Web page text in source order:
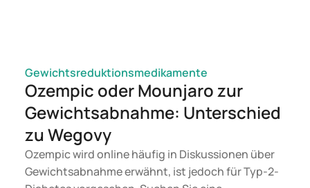
Gewichtsreduktionsmedikamente
Ozempic oder Mounjaro zur
Gewichtsabnahme: Unterschied
zu Wegovy
Ozempic wird online häufig in Diskussionen über
Gewichtsabnahme erwähnt, ist jedoch für Typ-2-